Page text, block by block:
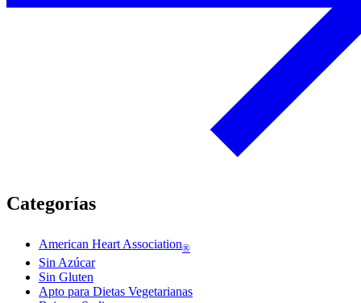
Categorías
American Heart Association®
Sin Azúcar
Sin Gluten
Apto para Dietas Vegetarianas